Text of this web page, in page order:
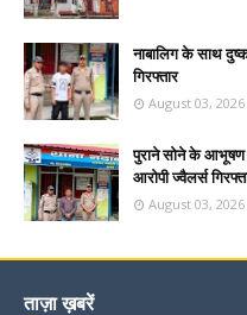
नाबालिग के साथ
गिरफ्तार
August 03, 2026
पुराने सोने के आभूषण
आरोपी ज्वैलर्स
August 03, 2026
ताज़ा ख़बरें